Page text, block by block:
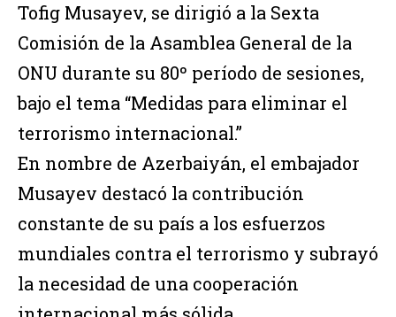
Tofig Musayev, se dirigió a la Sexta
Comisión de la Asamblea General de la
ONU durante su 80º período de sesiones,
bajo el tema “Medidas para eliminar el
terrorismo internacional.”
En nombre de Azerbaiyán, el embajador
Musayev destacó la contribución
constante de su país a los esfuerzos
mundiales contra el terrorismo y subrayó
la necesidad de una cooperación